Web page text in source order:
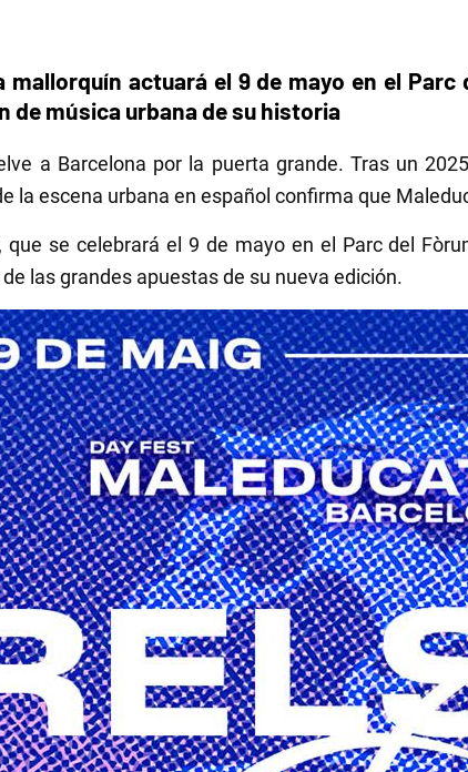
mallorquín actuará el 9 de mayo en el
de música urbana de su historia
a Barcelona por la puerta grande. Tras un
la escena urbana en español confirma que
que se celebrará el 9 de mayo en el Parc del
las grandes apuestas de su nueva edición.